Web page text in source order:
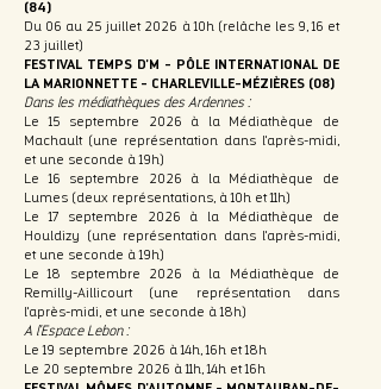
(84)
Du 06 au 25 juillet 2026 à 10h (relâche les 9, 16 et
23 juillet)
FESTIVAL TEMPS D'M - PÔLE INTERNATIONAL DE
LA MARIONNETTE - CHARLEVILLE-MÉZIÈRES (08)
Dans les médiathèques des Ardennes :
Le 15 septembre 2026 à la Médiathèque de
Machault (une représentation dans l'après-midi,
et une seconde à 19h)
Le 16 septembre 2026 à la Médiathèque de
Lumes (deux représentations, à 10h et 11h)
Le 17 septembre 2026 à la Médiathèque de
Houldizy (une représentation dans l'après-midi,
et une seconde à 19h)
Le 18 septembre 2026 à la Médiathèque de
Remilly-Aillicourt (une représentation dans
l'après-midi, et une seconde à 18h)
A l'Espace Lebon :
Le 19 septembre 2026 à 14h, 16h et 18h
Le 20 septembre 2026 à 11h, 14h et 16h